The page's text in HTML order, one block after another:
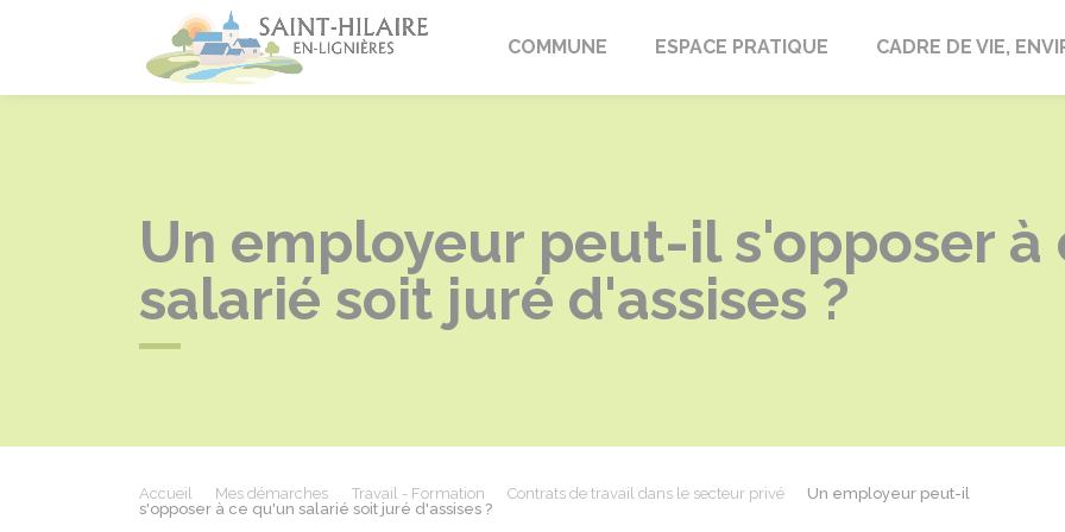
Saint-Hilaire-en-Lignières
COMMUNE ESPACE PRATIQUE CADRE DE VIE,
Un employeur peut-il s'opposer à
salarié soit juré d'assises ?
Accueil Mes démarches Travail - Formation Contrats de travail dans le secteur privé
Un employeur peut-il
s'opposer à ce qu'un salarié soit juré d'assises ?